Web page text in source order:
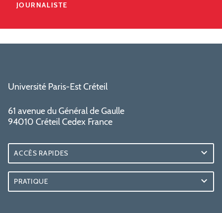
JOURNALISTE
Université Paris-Est Créteil
61 avenue du Général de Gaulle
94010 Créteil Cedex France
ACCÈS RAPIDES
PRATIQUE